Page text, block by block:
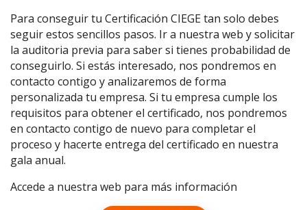
Para conseguir tu Certificación CIEGE tan solo debes
seguir estos sencillos pasos. Ir a nuestra web y solicitar
la auditoria previa para saber si tienes probabilidad de
conseguirlo. Si estás interesado, nos pondremos en
contacto contigo y analizaremos de forma
personalizada tu empresa. Si tu empresa cumple los
requisitos para obtener el certificado, nos pondremos
en contacto contigo de nuevo para completar el
proceso y hacerte entrega del certificado en nuestra
gala anual.
Accede a nuestra web para más información